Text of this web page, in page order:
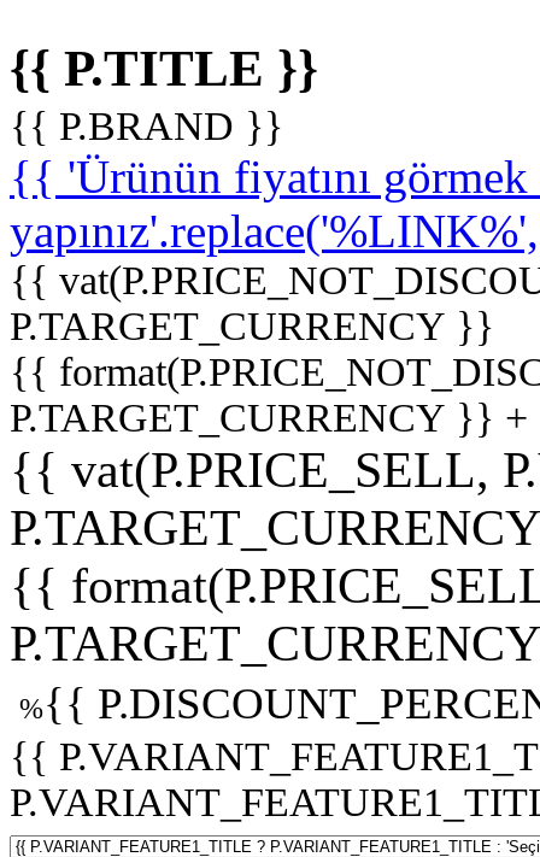
{{ P.TITLE }}
{{ P.BRAND }}
{{ 'Ürünün fiyatını
{{
P.TARGET_CURRENCY }}
{{
P.TARGET_CURRENCY }}
{{ vat(P.PRICE_SELL,
{{
%{{
{{